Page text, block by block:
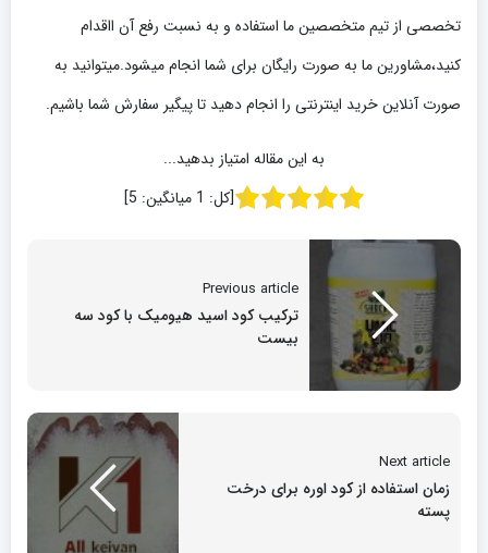
تخصصی از تیم متخصصین ما استفاده و به نسبت رفع آن ااقدام
کنید،مشاورین ما به صورت رایگان برای شما انجام میشود.میتوانید به
صورت آنلاین خرید اینترنتی را انجام دهید تا پیگیر سفارش شما باشیم.
به این مقاله امتیاز بدهید...
[کل: 1 میانگین: 5
]
Previous article
ترکیب کود اسید هیومیک با کود سه
بیست
Next article
زمان استفاده از کود اوره برای درخت
پسته